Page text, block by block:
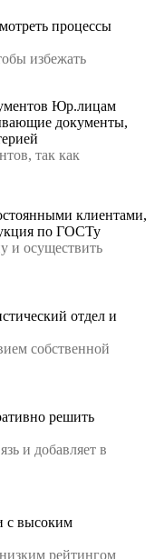
процессы
избежать
Юр.лицам
документы,
так как
клиентами,
по ГОСТу
и осуществить
отдел и
собственной
решить
и добавляет в
с высоким
рейтингом